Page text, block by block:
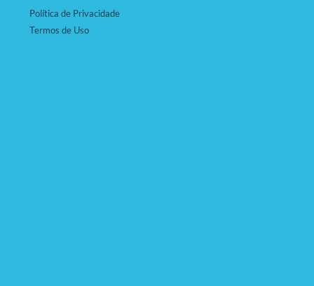
Política de Privacidade
Termos de Uso